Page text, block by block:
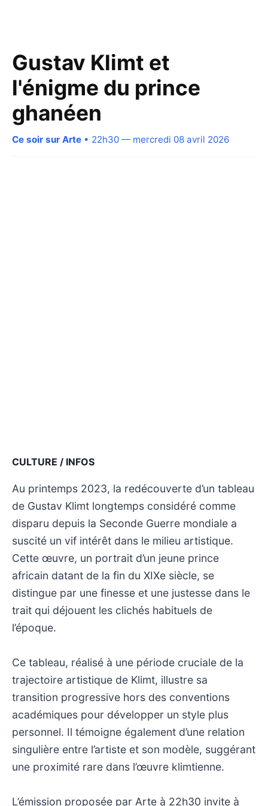
Gustav Klimt et
l'énigme du prince
ghanéen
Ce soir sur Arte • 22h30 — mercredi 08 avril 2026
CULTURE / INFOS
Au printemps 2023, la redécouverte d’un tableau
de Gustav Klimt longtemps considéré comme
disparu depuis la Seconde Guerre mondiale a
suscité un vif intérêt dans le milieu artistique.
Cette œuvre, un portrait d’un jeune prince
africain datant de la fin du XIXe siècle, se
distingue par une finesse et une justesse dans le
trait qui déjouent les clichés habituels de
l’époque.
Ce tableau, réalisé à une période cruciale de la
trajectoire artistique de Klimt, illustre sa
transition progressive hors des conventions
académiques pour développer un style plus
personnel. Il témoigne également d’une relation
singulière entre l’artiste et son modèle, suggérant
une proximité rare dans l’œuvre klimtienne.
L’émission proposée par Arte à 22h30 invite à